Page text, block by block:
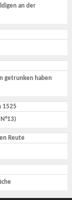
an der
getrunken haben